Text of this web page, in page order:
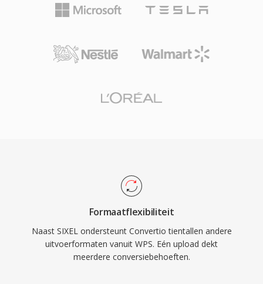
Formaatflexibiliteit
Naast SIXEL ondersteunt Convertio tientallen andere
uitvoerformaten vanuit WPS. Eén upload dekt
meerdere conversiebehoeften.